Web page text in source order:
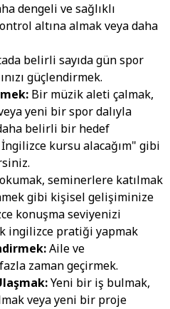
dengeli ve sağlıklı
altına almak veya daha
belirli sayıda gün spor
güçlendirmek.
Bir müzik aleti çalmak,
yeni bir spor dalıyla
belirli bir hedef
kursu alacağım" gibi
seminerlere katılmak
gibi kişisel gelişiminize
konuşma seviyenizi
ingilizce pratiği yapmak
Aile ve
zaman geçirmek.
Yeni bir iş bulmak,
veya yeni bir proje